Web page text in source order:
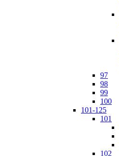
97
98
99
100
101-125
101
102